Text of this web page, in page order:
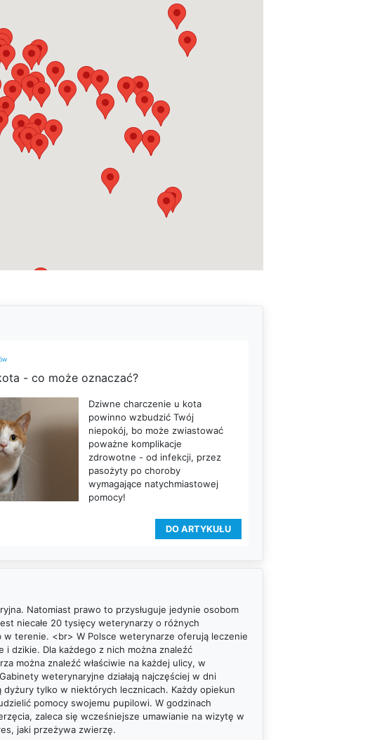
- co może oznaczać?
Dziwne charczenie u kota
powinno wzbudzić Twój
niepokój, bo może zwiastować
poważne komplikacje
zdrowotne - od infekcji, przez
pasożyty po choroby
wymagające natychmiastowej
pomocy!
DO ARTYKUŁU
Natomiast prawo to przysługuje jedynie osobom
niecałe 20 tysięcy weterynarzy o różnych
w terenie. <br> W Polsce weterynarze oferują leczenie
dzikie. Dla każdego z nich można znaleźć
można znaleźć właściwie na każdej ulicy, w
weterynaryjne działają najczęściej w dni
tylko w niektórych lecznicach. Każdy opiekun
pomocy swojemu pupilowi. W godzinach
zaleca się wcześniejsze umawianie na wizytę w
jaki przeżywa zwierzę.